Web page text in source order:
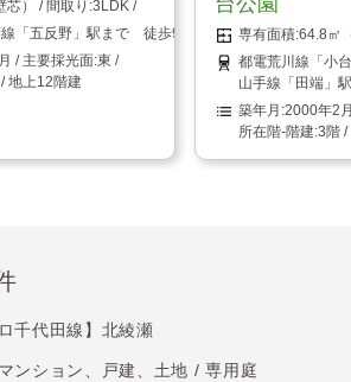
）
3LDK
「五反野」駅まで 徒歩9分
東
地上12階建
64.8㎡
都電荒川線「小
山手線「田端
2000年2
3階 /
千代田線】北綾瀬
ンション、戸建、土地 / 専用庭